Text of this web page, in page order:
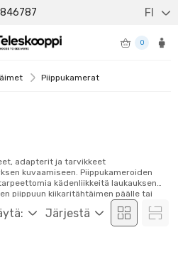
FI
0
Piippukamerat
Järjestä
adapterit ja tarvikkeet
kuvaamiseen. Piippukameroiden
kädenliikkeitä laukauksen
piippuun kiikaritähtäimen päälle tai